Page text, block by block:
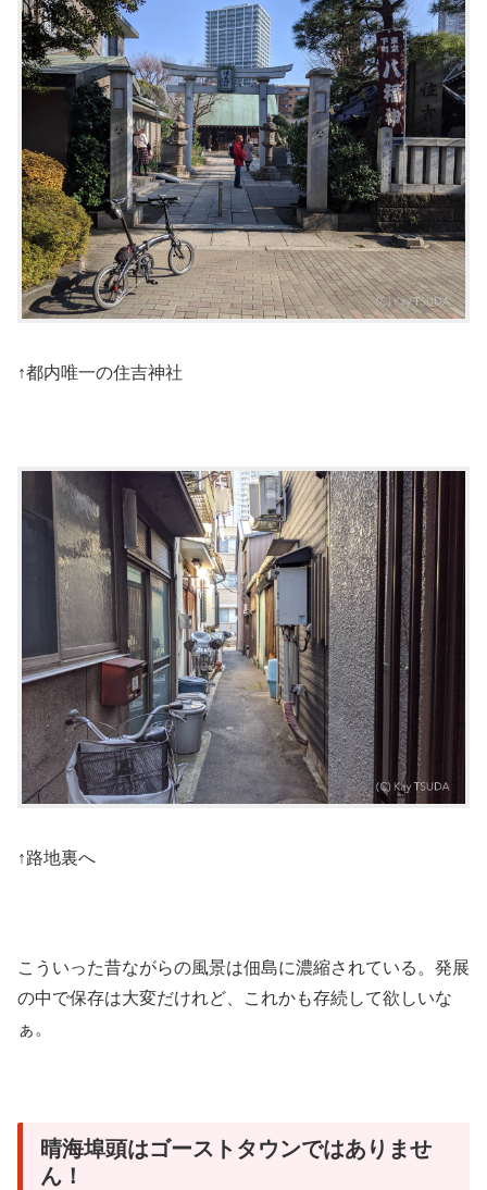
↑都内唯一の住吉神社
↑路地裏へ
こういった昔ながらの風景は佃島に濃縮されている。発展
の中で保存は大変だけれど、これかも存続して欲しいな
ぁ。
晴海埠頭はゴーストタウンではありませ
ん！